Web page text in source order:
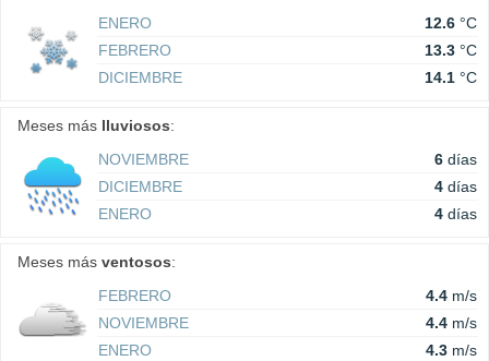
ENERO
12.6 °C
FEBRERO
13.3 °C
DICIEMBRE
14.1 °C
Meses más lluviosos:
NOVIEMBRE
6 días
DICIEMBRE
4 días
ENERO
4 días
Meses más ventosos:
FEBRERO
4.4 m/s
NOVIEMBRE
4.4 m/s
ENERO
4.3 m/s